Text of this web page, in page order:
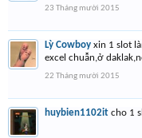
23 Tháng mười 2015
Lỳ Cowboy xin 1 slot
excel chuẫn,ở
22 Tháng mười 2015
huybien1102it cho 1